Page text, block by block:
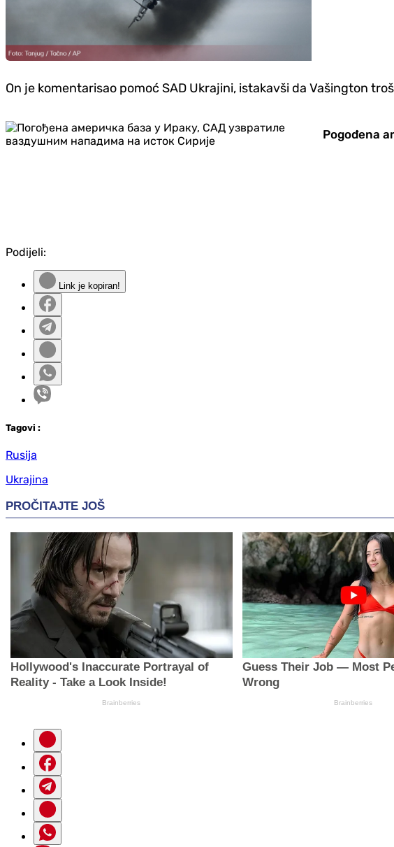
On je komentarisao pomoć SAD Ukrajini, istakavši da Vašington
Pogođena
Podijeli:
Link je kopiran!
Tagovi :
Rusija
Ukrajina